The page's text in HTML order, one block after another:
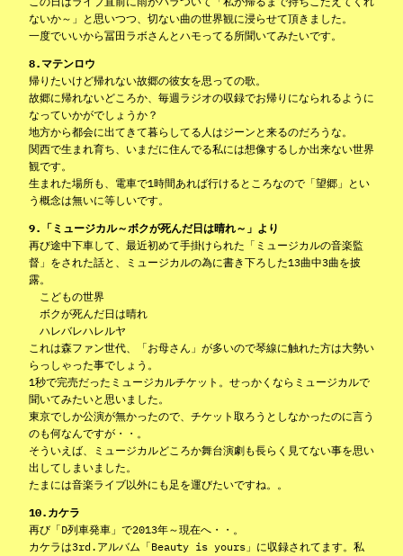
ないか～」と思いつつ、切ない曲の世界観に浸らせて頂きました。
一度でいいから冨田ラボさんとハモってる所聞いてみたいです。
8.マテンロウ
帰りたいけど帰れない故郷の彼女を思っての歌。
故郷に帰れないどころか、毎週ラジオの収録でお帰りになられるように
なっていかがでしょうか？
地方から都会に出てきて暮らしてる人はジーンと来るのだろうな。
関西で生まれ育ち、いまだに住んでる私には想像するしか出来ない世界
観です。
生まれた場所も、電車で1時間あれば行けるところなので「望郷」とい
う概念は無いに等しいです。
9.「ミュージカル～ボクが死んだ日は晴れ～」より
再び途中下車して、最近初めて手掛けられた「ミュージカルの音楽監
督」をされた話と、ミュージカルの為に書き下ろした13曲中3曲を披
露。
こどもの世界
ボクが死んだ日は晴れ
ハレバレハレルヤ
これは森ファン世代、「お母さん」が多いので琴線に触れた方は大勢い
らっしゃった事でしょう。
1秒で完売だったミュージカルチケット。せっかくならミュージカルで
聞いてみたいと思いました。
東京でしか公演が無かったので、チケット取ろうとしなかったのに言う
のも何なんですが・・。
そういえば、ミュージカルどころか舞台演劇も長らく見てない事を思い
出してしまいました。
たまには音楽ライブ以外にも足を運びたいですね。。
10.カケラ
再び「D列車発車」で2013年～現在へ・・。
カケラは3rd.アルバム「Beauty is yours」に収録されてます。私